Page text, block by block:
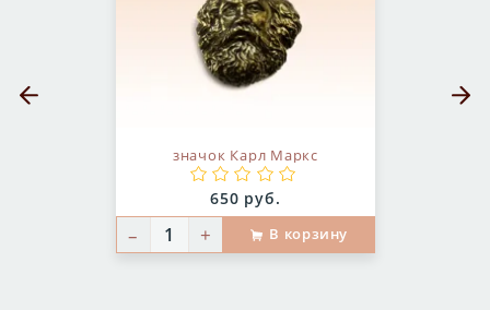
значок Карл Маркс
Цена:
650 руб.
– + В корзину
Предыдущий слайд